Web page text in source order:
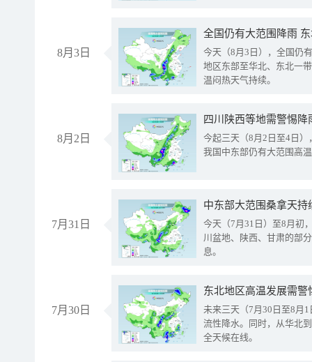
8月3日
全国仍有大范围降雨
今天（8月3日），全国仍
地区东部至华北、东北一
温闷热天气持续。
8月2日
今起三天（8月2日至4日
我国中东部仍有大范围高
7月31日
中东部大范围桑拿天
今天（7月31日）至8月初
川盆地、陕西、甘肃的部
息。
7月30日
东北地区高温发展需
未来三天（7月30日至8月
流性降水。同时，从华北
全天候在线。